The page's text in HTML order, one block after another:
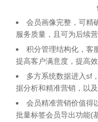
会员画像完整，可精
服务质量，且可为后续
积分管理结构化，客
提高客户满意度，提高效
多方系统数据进入sf
据分析和精准营销，以
会员精准营销价值得
批量标签会员导出功能(